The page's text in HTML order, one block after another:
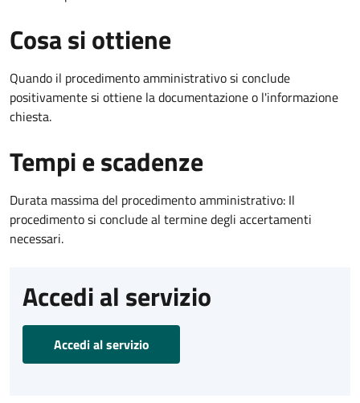
Cosa si ottiene
Quando il procedimento amministrativo si conclude
positivamente si ottiene la documentazione o l'informazione
chiesta.
Tempi e scadenze
Durata massima del procedimento amministrativo: Il
procedimento si conclude al termine degli accertamenti
necessari.
Accedi al servizio
Accedi al servizio